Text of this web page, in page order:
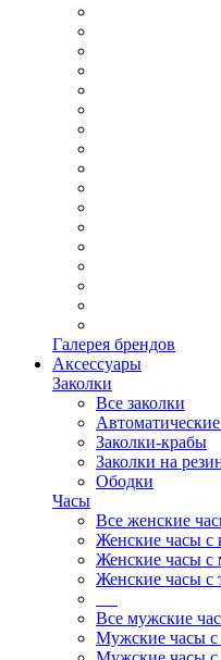
Галерея брендов
Аксессуары
Заколки
Все заколки
Автоматические
Заколки-крабы
Заколки на
Ободки
Часы
Все женские
Женские часы с
Женские часы с
Женские часы с
Все мужские
Мужские часы с